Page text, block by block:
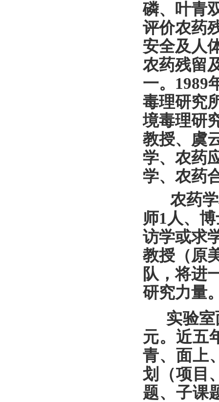
磷、叶青
评价农药
安全及人
农药残留
一。 1989
毒理研究
境毒理研
教授、虞
学、农药
学、农药
农药学
师1人、
访学或求
教授 （原
队，将进
研究力量
实验室
元。近五
青、面上
划（项目
题、子课